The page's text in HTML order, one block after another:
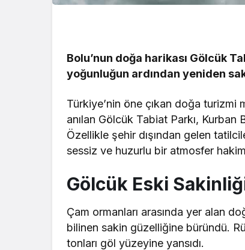
Bolu’nun doğa harikası Gölcük
yoğunluğun ardından yeniden
Türkiye’nin öne çıkan doğa turizmi
anılan Gölcük Tabiat Parkı,
Özellikle şehir dışından gelen
sessiz ve huzurlu bir atmosfer
Gölcük Eski
Çam ormanları arasında yer alan
bilinen sakin güzelliğine büründü.
tonları göl yüzeyine yansıdı.